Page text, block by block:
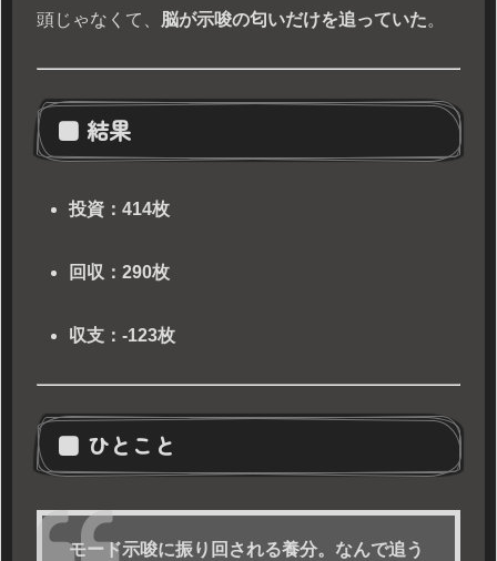
頭じゃなくて、 脳が示唆の匂いだけを追っていた。
■ 結果
投資：414枚
回収：290枚
収支：-123枚
■ ひとこと
モード示唆に振り回される養分。なんで追う